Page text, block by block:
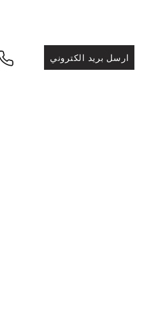
ارسل بريد الكتروني